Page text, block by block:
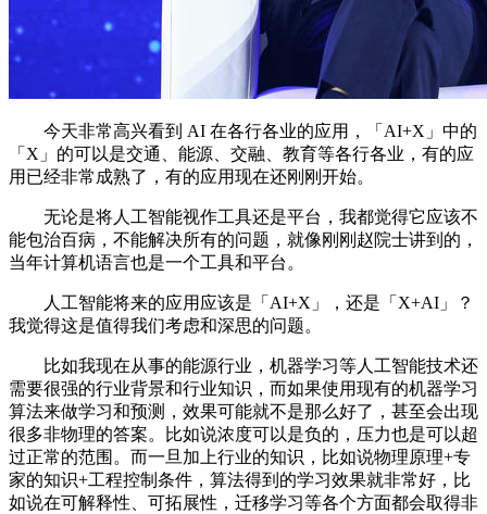
今天非常高兴看到 AI 在各行各业的应用，「AI+X」中的
「X」的可以是交通、能源、交融、教育等各行各业，有的应
用已经非常成熟了，有的应用现在还刚刚开始。
无论是将人工智能视作工具还是平台，我都觉得它应该不
能包治百病，不能解决所有的问题，就像刚刚赵院士讲到的，
当年计算机语言也是一个工具和平台。
人工智能将来的应用应该是「AI+X」，还是「X+AI」？
我觉得这是值得我们考虑和深思的问题。
比如我现在从事的能源行业，机器学习等人工智能技术还
需要很强的行业背景和行业知识，而如果使用现有的机器学习
算法来做学习和预测，效果可能就不是那么好了，甚至会出现
很多非物理的答案。比如说浓度可以是负的，压力也是可以超
过正常的范围。而一旦加上行业的知识，比如说物理原理+专
家的知识+工程控制条件，算法得到的学习效果就非常好，比
如说在可解释性、可拓展性，迁移学习等各个方面都会取得非